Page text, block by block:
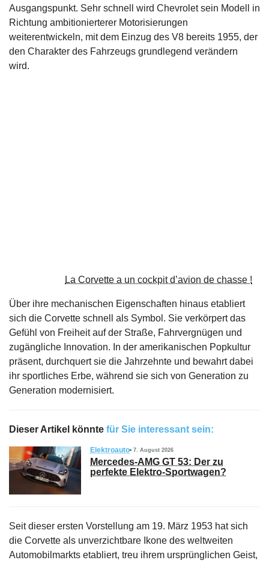
Ausgangspunkt. Sehr schnell wird Chevrolet sein Modell in
Richtung ambitionierterer Motorisierungen
weiterentwickeln, mit dem Einzug des V8 bereits 1955, der
den Charakter des Fahrzeugs grundlegend verändern
wird.
La Corvette a un cockpit d’avion de chasse !
Über ihre mechanischen Eigenschaften hinaus etabliert
sich die Corvette schnell als Symbol. Sie verkörpert das
Gefühl von Freiheit auf der Straße, Fahrvergnügen und
zugängliche Innovation. In der amerikanischen Popkultur
präsent, durchquert sie die Jahrzehnte und bewahrt dabei
ihr sportliches Erbe, während sie sich von Generation zu
Generation modernisiert.
Dieser Artikel könnte für Sie interessant sein:
Elektroauto 7. August 2026
Mercedes-AMG GT 53: Der zu
perfekte Elektro-Sportwagen?
Seit dieser ersten Vorstellung am 19. März 1953 hat sich
die Corvette als unverzichtbare Ikone des weltweiten
Automobilmarkts etabliert, treu ihrem ursprünglichen Geist,